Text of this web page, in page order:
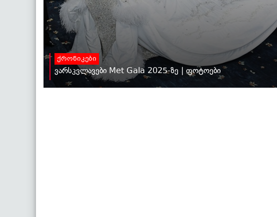
ქრონიკები
ვარსკვლავები Met Gala 2025-ზე | ფოტოები